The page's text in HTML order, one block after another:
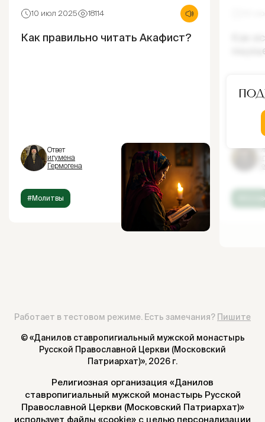
10 июл 2025 18114
Как правильно читать Акафист?
Ответ
игумена
Гермогена
#Молитвы
Как
Работает в тестовом режиме. Есть замечания? Пишите
© «Данилов ставропигиальный мужской монастырь
Русской Православной Церкви (Московский
Патриархат)», 2026 г.
Религиозная организация «Данилов
ставропигиальный мужской монастырь Русской
Православной Церкви (Московский Патриархат)»
использует файлы «cookie» с целью персонализации